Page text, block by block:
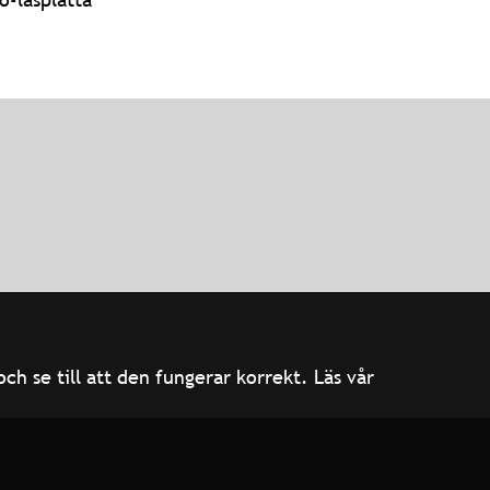
se till att den fungerar korrekt. Läs vår